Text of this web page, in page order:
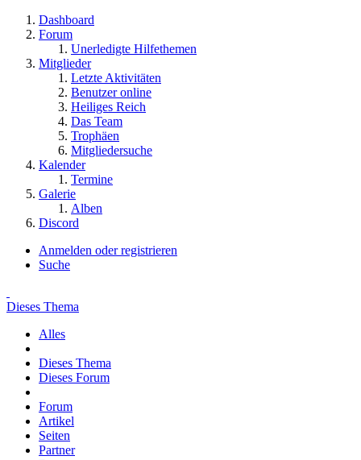
Dashboard
Forum
Unerledigte Hilfethemen
Mitglieder
Letzte Aktivitäten
Benutzer online
Heiliges Reich
Das Team
Trophäen
Mitgliedersuche
Kalender
Termine
Galerie
Alben
Discord
Anmelden oder registrieren
Suche
Dieses Thema
Alles
Dieses Thema
Dieses Forum
Forum
Artikel
Seiten
Partner